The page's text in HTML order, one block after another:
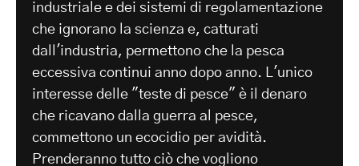
industriale e dei sistemi di regolamentazione
che ignorano la scienza e, catturati
dall'industria, permettono che la pesca
eccessiva continui anno dopo anno. L'unico
interesse delle "teste di pesce" è il denaro
che ricavano dalla guerra al pesce,
commettono un ecocidio per avidità.
Prenderanno tutto ciò che vogliono